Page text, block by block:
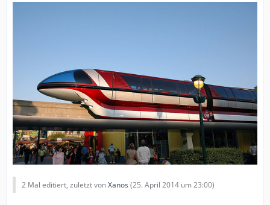
2 Mal editiert, zuletzt vonXanos(25. April 2014 um 23:00)